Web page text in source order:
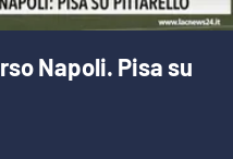
Napoli. Pisa su